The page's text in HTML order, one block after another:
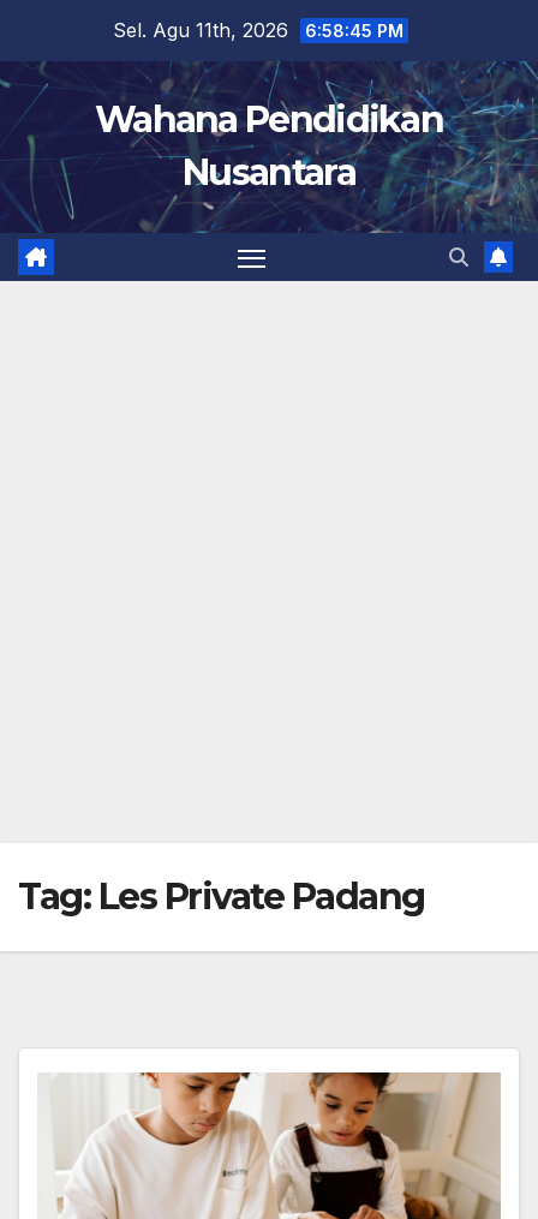
content
Sel. Agu 11th, 2026 6:58:45 PM
Wahana Pendidikan
Nusantara
Tag: Les Private Padang